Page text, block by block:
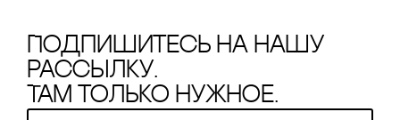
Подпишитесь на нашу
рассылку.
Там только нужное.